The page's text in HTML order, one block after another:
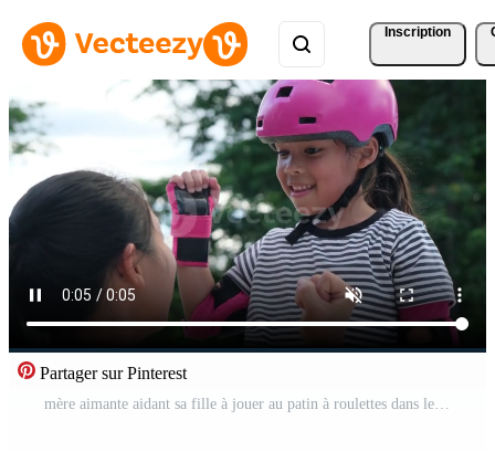
Inscription
Partager sur Pinterest
mère aimante aidant sa fille à jouer au patin à roulettes dans le parc. la mère encourage sa fille à pratiquer le roller. activités de plein air passionnantes pour les enfants Vidéo Gratuite